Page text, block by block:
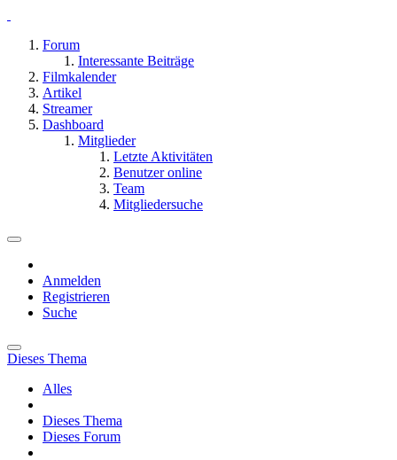
Forum
Interessante Beiträge
Filmkalender
Artikel
Streamer
Dashboard
Mitglieder
Letzte Aktivitäten
Benutzer online
Team
Mitgliedersuche
Anmelden
Registrieren
Suche
Dieses Thema
Alles
Dieses Thema
Dieses Forum